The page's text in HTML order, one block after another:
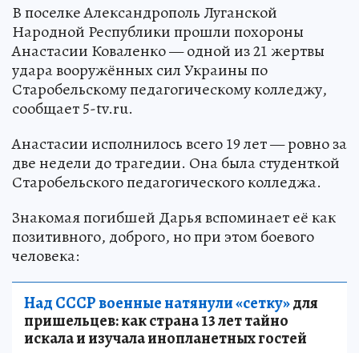
В поселке Александрополь Луганской
Народной Республики прошли похороны
Анастасии Коваленко — одной из 21 жертвы
удара вооружённых сил Украины по
Старобельскому педагогическому колледжу,
сообщает 5-tv.ru.
Анастасии исполнилось всего 19 лет — ровно за
две недели до трагедии. Она была студенткой
Старобельского педагогического колледжа.
Знакомая погибшей Дарья вспоминает её как
позитивного, доброго, но при этом боевого
человека:
Над СССР военные натянули «сетку»для
пришельцев: как страна 13 лет тайно
искала и изучала инопланетных гостей